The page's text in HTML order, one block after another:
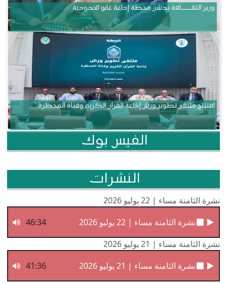
وزير الثقــــــــــافة يدشن محطة إذاعة غابو الحدودية
افتتاح ملتقى تطوير ورش إذاعة القرآن الكريم وقناة المحظرة
الفيس بوك
النشرات
نشرة الثامنة مساء | 22 يوليو 2026
نشرة الثامنة مساء | 22 يوليو 2026
46:34
نشرة الثامنة مساء | 21 يوليو 2026
نشرة الثامنة مساء | 21 يوليو 2026
41:36